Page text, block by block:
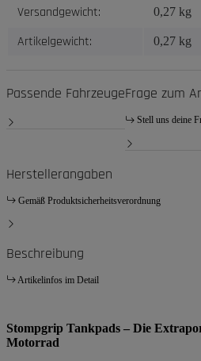
Versandgewicht: 0,27 kg
Artikelgewicht: 0,27 kg
Passende FahrzeugeFrage zum
Stell uns deine
Herstellerangaben
Gemäß Produktsicherheitsverordnung
Beschreibung
Artikelinfos im Detail
Stompgrip Tankpads – Die
Motorrad